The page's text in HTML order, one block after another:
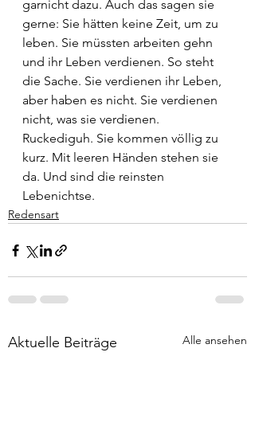
garnicht dazu. Auch das sagen sie
gerne: Sie hätten keine Zeit, um zu
leben. Sie müssten arbeiten gehn
und ihr Leben verdienen. So steht
die Sache. Sie verdienen ihr Leben,
aber haben es nicht. Sie verdienen
nicht, was sie verdienen.
Ruckediguh. Sie kommen völlig zu
kurz. Mit leeren Händen stehen sie
da. Und sind die reinsten
Lebenichtse.
Redensart
Aktuelle Beiträge Alle ansehen